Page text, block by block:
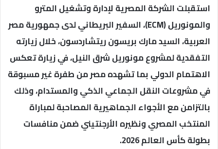
استقبلت الشركة المصرية لإدارة وتشغيل المترو
والمونوريل (ECM)، السفير البريطاني لدى جمهورية مصر
العربية، السيد مارك بريسون ريتشاردسون، خلال زيارته
التفقدية لمشروع مونوريل شرق النيل، في زيارة تعكس
الاهتمام الدولي بما تشهده مصر من طفرة غير مسبوقة
في مشروعات النقل الجماعي الذكي والمستدام، وذلك
بالتزامن مع الأجواء الجماهيرية المصاحبة لمباراة
المنتخب المصري ونظيره الأرجنتيني ضمن منافسات
بطولة كأس العالم 2026.